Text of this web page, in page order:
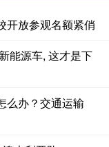
开放参观名额紧俏
能源车, 这才是下
么办？交通运输